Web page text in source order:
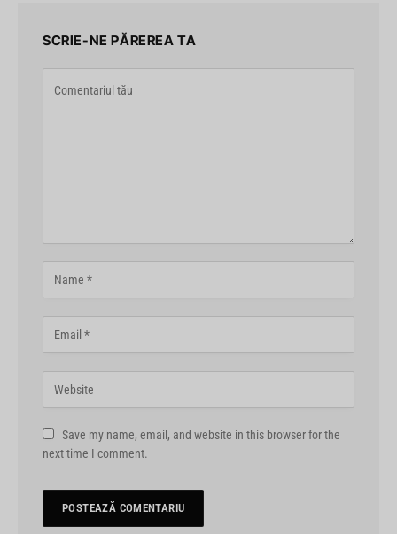
SCRIE-NE PĂREREA TA
Save my name, email, and website in this browser for the
next time I comment.